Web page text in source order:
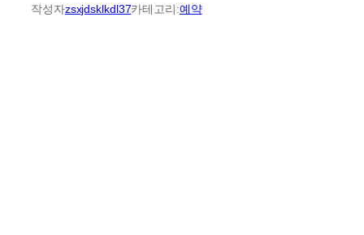
작성자zsxjdsklkdl37카테고리:예약